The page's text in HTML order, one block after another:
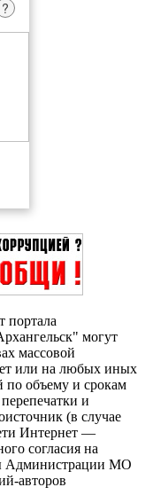
?
портала
могут
массовой
или на любых иных
по объему и срокам
и
(в случае
Интернет —
согласия на
Администрации МО
авторов